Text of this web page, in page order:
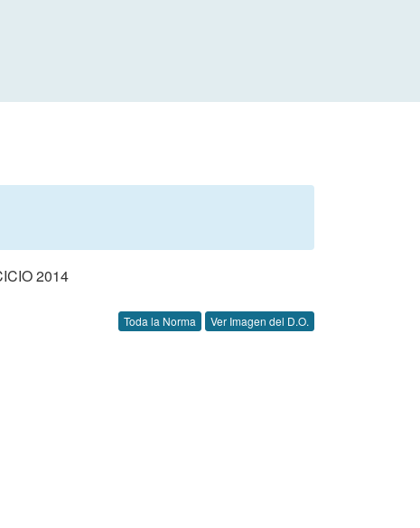
2014
Toda la Norma Ver Imagen del D.O.